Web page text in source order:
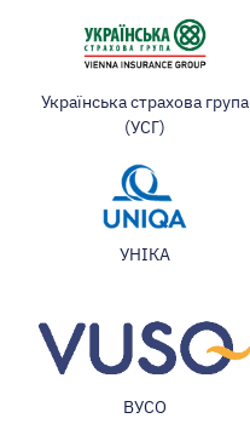
Українська страхова група
(УСГ)
УНІКА
ВУСО